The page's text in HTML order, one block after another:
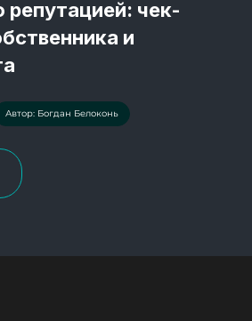
репутацией: чек-
и
Автор: Богдан Белоконь